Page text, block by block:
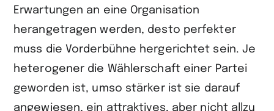
Erwartungen an eine Organisation
herangetragen werden, desto perfekter
muss die Vorderbühne hergerichtet sein. Je
heterogener die Wählerschaft einer Partei
geworden ist, umso stärker ist sie darauf
angewiesen, ein attraktives, aber nicht allzu